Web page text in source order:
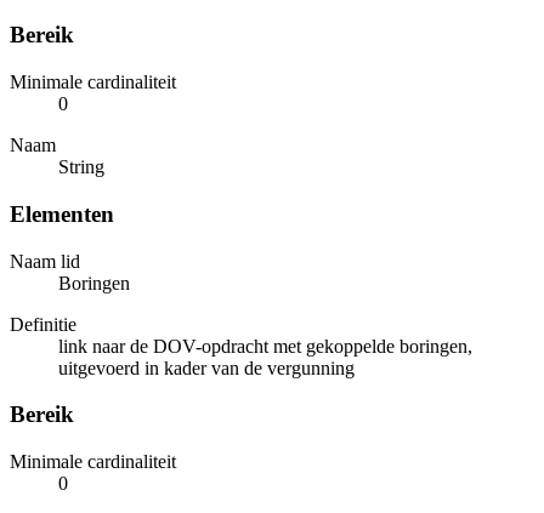
Bereik
Minimale cardinaliteit
0
Naam
String
Elementen
Naam lid
Boringen
Definitie
link naar de DOV-opdracht met gekoppelde boringen,
uitgevoerd in kader van de vergunning
Bereik
Minimale cardinaliteit
0